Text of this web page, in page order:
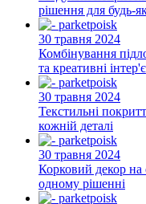
рішення для будь-
30 травня 2024
Комбінування
та креативні
30 травня 2024
Текстильні
кожній деталі
30 травня 2024
Корковий декор на
одному рішенні